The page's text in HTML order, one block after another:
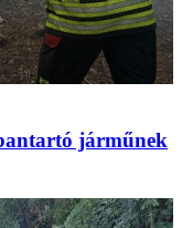
járműnek